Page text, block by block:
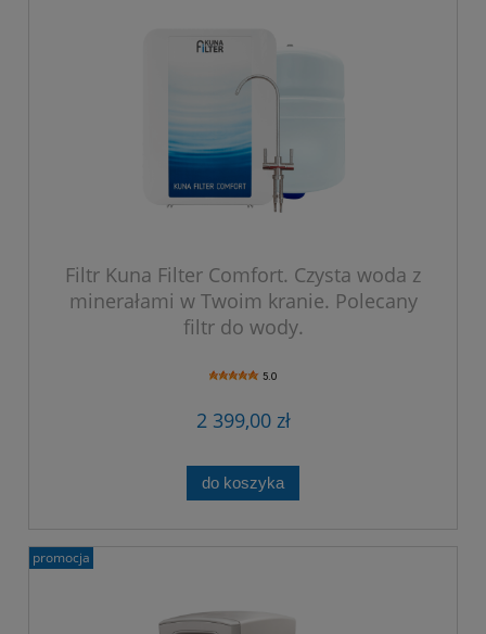
Filtr Kuna Filter Comfort. Czysta woda z
minerałami w Twoim kranie. Polecany
filtr do wody.
5.0
2 399,00 zł
do koszyka
promocja